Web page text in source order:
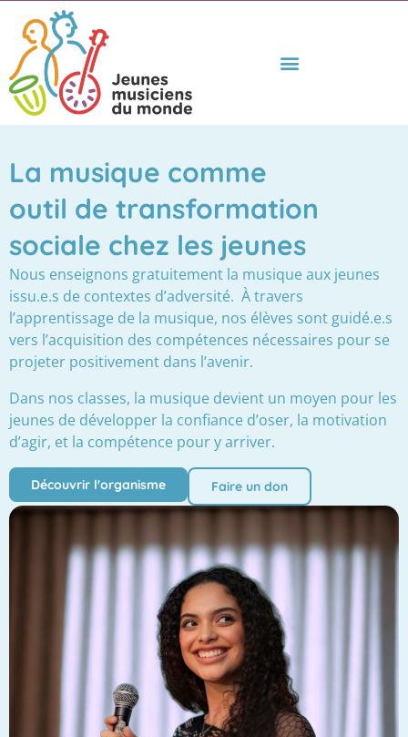
La musique comme
outil de transformation
sociale chez les jeunes
Nous enseignons gratuitement la musique aux jeunes
issu.e.s de contextes d’adversité. À travers
l’apprentissage de la musique, nos élèves sont guidé.e.s
vers l’acquisition des compétences nécessaires pour se
projeter positivement dans l’avenir.
Dans nos classes, la musique devient un moyen pour les
jeunes de développer la confiance d’oser, la motivation
d’agir, et la compétence pour y arriver.
Découvrir l'organisme Faire un don